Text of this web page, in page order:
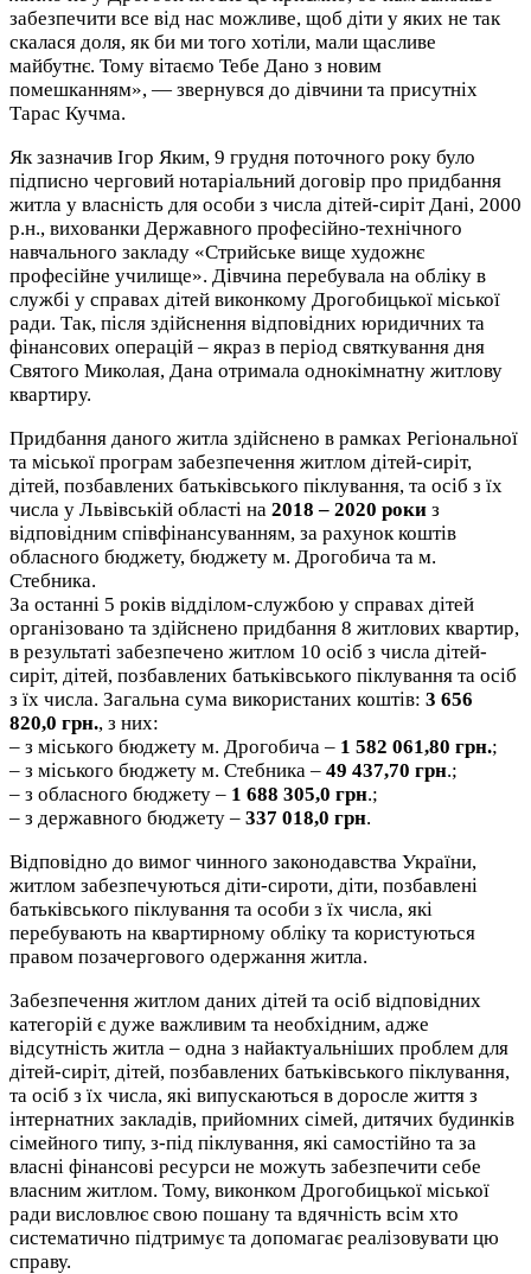
забезпечити все від нас можливе, щоб діти у яких не так
скалася доля, як би ми того хотіли, мали щасливе
майбутнє. Тому вітаємо Тебе Дано з новим
помешканням», — звернувся до дівчини та присутніх
Тарас Кучма.
Як зазначив Ігор Яким, 9 грудня поточного року було
підписно черговий нотаріальний договір про придбання
житла у власність для особи з числа дітей-сиріт Дані, 2000
р.н., вихованки Державного професійно-технічного
навчального закладу «Стрийське вище художнє
професійне училище». Дівчина перебувала на обліку в
службі у справах дітей виконкому Дрогобицької міської
ради. Так, після здійснення відповідних юридичних та
фінансових операцій – якраз в період святкування дня
Святого Миколая, Дана отримала однокімнатну житлову
квартиру.
Придбання даного житла здійснено в рамках Регіональної
та міської програм забезпечення житлом дітей-сиріт,
дітей, позбавлених батьківського піклування, та осіб з їх
числа у Львівській області на 2018 – 2020 роки з
відповідним співфінансуванням, за рахунок коштів
обласного бюджету, бюджету м. Дрогобича та м.
Стебника.
За останні 5 років відділом-службою у справах дітей
організовано та здійснено придбання 8 житлових квартир,
в результаті забезпечено житлом 10 осіб з числа дітей-
сиріт, дітей, позбавлених батьківського піклування та осіб
з їх числа. Загальна сума використаних коштів: 3 656
820,0 грн., з них:
– з міського бюджету м. Дрогобича – 1 582 061,80 грн.;
– з міського бюджету м. Стебника – 49 437,70 грн.;
– з обласного бюджету – 1 688 305,0 грн.;
– з державного бюджету – 337 018,0 грн.
Відповідно до вимог чинного законодавства України,
житлом забезпечуються діти-сироти, діти, позбавлені
батьківського піклування та особи з їх числа, які
перебувають на квартирному обліку та користуються
правом позачергового одержання житла.
Забезпечення житлом даних дітей та осіб відповідних
категорій є дуже важливим та необхідним, адже
відсутність житла – одна з найактуальніших проблем для
дітей-сиріт, дітей, позбавлених батьківського піклування,
та осіб з їх числа, які випускаються в доросле життя з
інтернатних закладів, прийомних сімей, дитячих будинків
сімейного типу, з-під піклування, які самостійно та за
власні фінансові ресурси не можуть забезпечити себе
власним житлом. Тому, виконком Дрогобицької міської
ради висловлює свою пошану та вдячність всім хто
систематично підтримує та допомагає реалізовувати цю
справу.